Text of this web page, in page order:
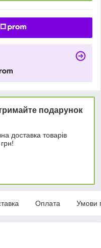
подарунок
доставка товарів
Оплата Умови